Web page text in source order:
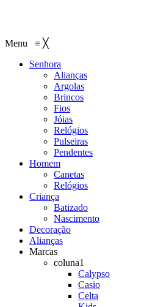
Menu ≡ ╳
Senhora
Alianças
Argolas
Brincos
Fios
Jóias
Relógios
Pulseiras
Pendentes
Homem
Canetas
Relógios
Criança
Batizado
Nascimento
Decoração
Alianças
Marcas
coluna1
Calypso
Casio
Celta